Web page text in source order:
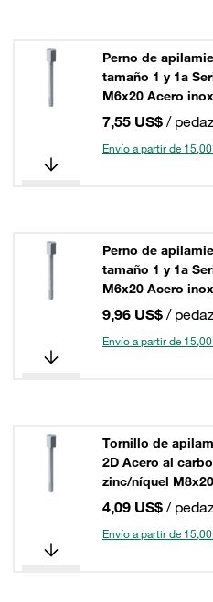
Perno de
tamaño 1 y 1a
M6x20 Acero
7,55 US$ /
Envío a partir de
Perno de
tamaño 1 y 1a
M6x20 Acero
9,96 US$ /
Envío a partir de
Tornillo de
2D Acero al
zinc/níquel M8x20
4,09 US$ /
Envío a partir de